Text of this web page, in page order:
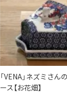
「VENA」ネズミさん
ース【お花畑】